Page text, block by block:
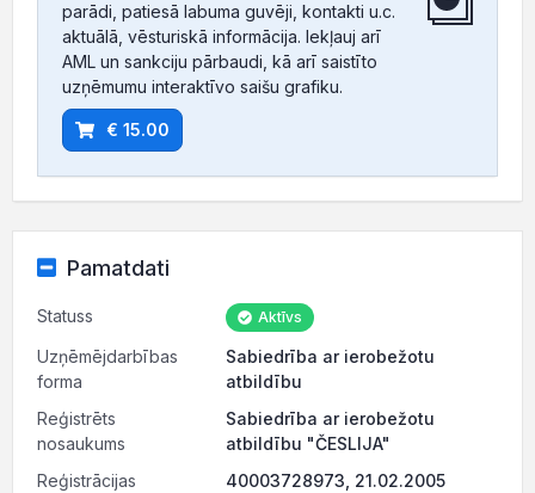
parādi, patiesā labuma guvēji, kontakti u.c.
aktuālā, vēsturiskā informācija. Iekļauj arī
AML un sankciju pārbaudi, kā arī saistīto
uzņēmumu interaktīvo saišu grafiku.
€ 15.00
Pamatdati
Statuss Aktīvs
Uzņēmējdarbības
forma
Sabiedrība ar ierobežotu
atbildību
Reģistrēts
nosaukums
Sabiedrība ar ierobežotu
atbildību "ČESLIJA"
Reģistrācijas
40003728973, 21.02.2005